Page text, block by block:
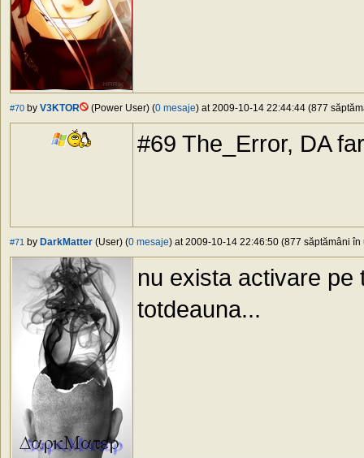
#70 by V3KTOR (Power User) (0 mesaje) at 2009-10-14 22:44:44 (877
#69 The_Error, DA
#71 by DarkMatter (User) (0 mesaje) at 2009-10-14 22:46:50 (877 săptămâni în
nu exista activare pe
totdeauna...